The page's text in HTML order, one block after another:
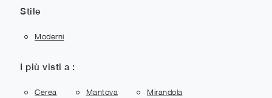
Stile
Moderni
I più visti a :
Cerea Mantova Mirandola